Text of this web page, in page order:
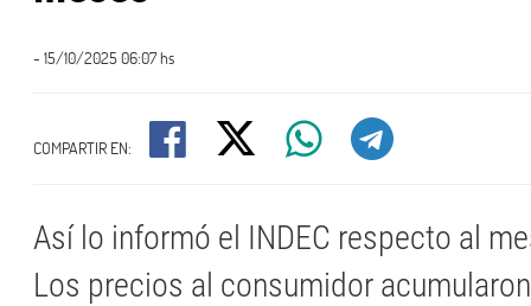
- 15/10/2025 06:07 hs
COMPARTIR EN:
Así lo informó el INDEC respecto al
Los precios al consumidor